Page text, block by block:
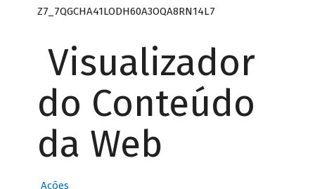
Z7_7QGCHA41LODH60A3OQA8RN14L7
Visualizador
do Conteúdo
da Web
Ações